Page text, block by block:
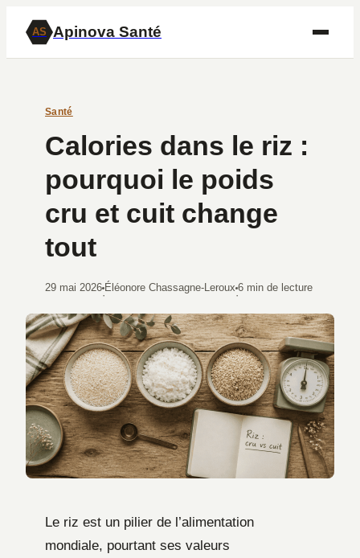
AS Apinova Santé
Santé
Calories dans le riz :
pourquoi le poids
cru et cuit change
tout
29 mai 2026
·
Éléonore Chassagne-Leroux
·
6 min de lecture
Le riz est un pilier de l’alimentation
mondiale, pourtant ses valeurs